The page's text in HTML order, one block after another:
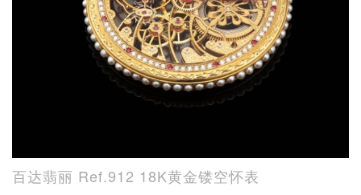
百达翡丽 Ref.912 18K黄金镂空怀表